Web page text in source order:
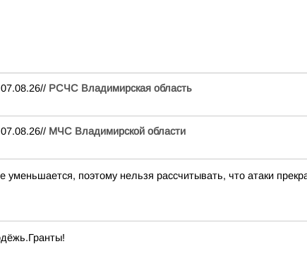
РСЧС Владимирская область
МЧС Владимирской области
поэтому нельзя рассчитывать, что атаки